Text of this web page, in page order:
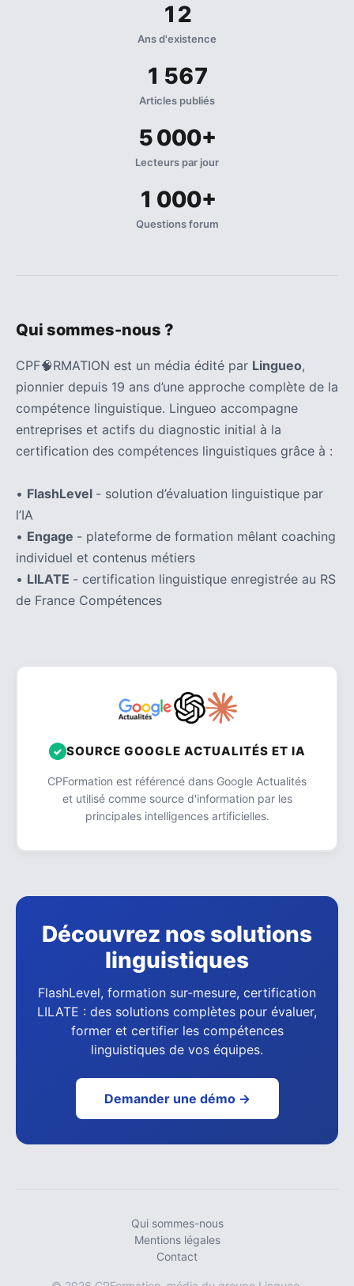
12
Ans d'existence
1 567
Articles publiés
5 000+
Lecteurs par jour
1 000+
Questions forum
Qui sommes-nous ?
CPF🧠RMATION est un média édité par Lingueo,
pionnier depuis 19 ans d’une approche complète de la
compétence linguistique. Lingueo accompagne
entreprises et actifs du diagnostic initial à la
certification des compétences linguistiques grâce à :
• FlashLevel - solution d’évaluation linguistique par
l’IA
• Engage - plateforme de formation mêlant coaching
individuel et contenus métiers
• LILATE - certification linguistique enregistrée au RS
de France Compétences
SOURCE GOOGLE ACTUALITÉS ET IA
CPFormation est référencé dans Google Actualités
et utilisé comme source d'information par les
principales intelligences artificielles.
Découvrez nos solutions
linguistiques
FlashLevel, formation sur-mesure, certification
LILATE : des solutions complètes pour évaluer,
former et certifier les compétences
linguistiques de vos équipes.
Demander une démo →
Qui sommes-nous
Mentions légales
Contact